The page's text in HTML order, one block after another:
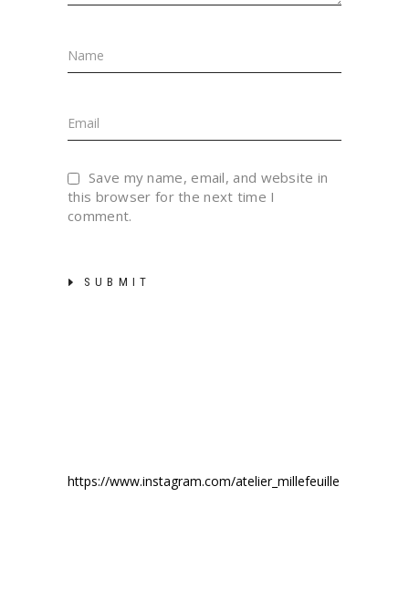
Save my name, email, and website in
this browser for the next time I
comment.
SUBMIT
https://www.instagram.com/atelier_millefeuille